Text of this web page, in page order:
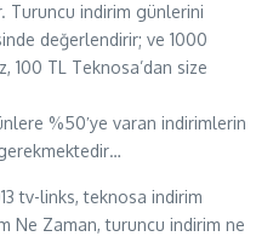
Turuncu indirim günlerini
değerlendirir; ve 1000
100 TL Teknosa’dan size
%50′ye varan indirimlerin
tv-links, teknosa indirim
Ne Zaman, turuncu indirim ne